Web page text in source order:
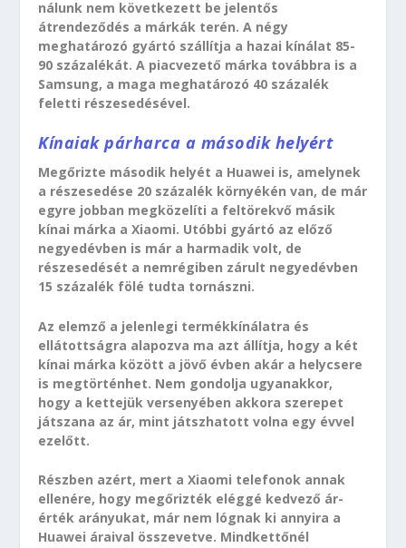
nálunk nem következett be jelentős
átrendeződés a márkák terén. A négy
meghatározó gyártó szállítja a hazai kínálat 85-
90 százalékát. A piacvezető márka továbbra is a
Samsung, a maga meghatározó 40 százalék
feletti részesedésével.
Kínaiak párharca a második helyért
Megőrizte második helyét a Huawei is, amelynek
a részesedése 20 százalék környékén van, de már
egyre jobban megközelíti a feltörekvő másik
kínai márka a Xiaomi. Utóbbi gyártó az előző
negyedévben is már a harmadik volt, de
részesedését a nemrégiben zárult negyedévben
15 százalék fölé tudta tornászni.
Az elemző a jelenlegi termékkínálatra és
ellátottságra alapozva ma azt állítja, hogy a két
kínai márka között a jövő évben akár a helycsere
is megtörténhet. Nem gondolja ugyanakkor,
hogy a kettejük versenyében akkora szerepet
játszana az ár, mint játszhatott volna egy évvel
ezelőtt.
Részben azért, mert a Xiaomi telefonok annak
ellenére, hogy megőrizték eléggé kedvező ár-
érték arányukat, már nem lógnak ki annyira a
Huawei áraival összevetve. Mindkettőnél